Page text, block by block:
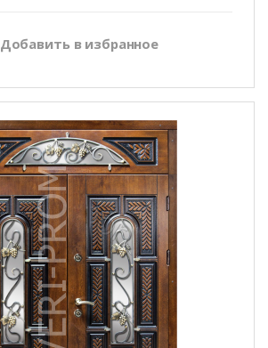
Добавить в избранное